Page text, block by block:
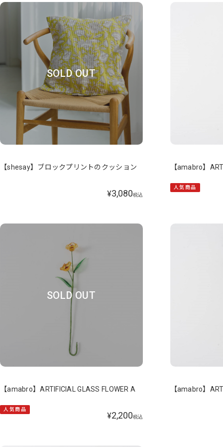
SOLD OUT
【shesay】ブロックプリントのクッション
¥3,080税込
【amabro】
人気商品
SOLD OUT
【amabro】ARTIFICIAL GLASS FLOWER A
人気商品
¥2,200税込
【amabro】